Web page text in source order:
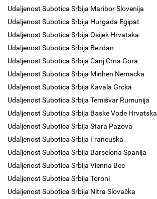
Udaljenost Subotica Srbija Maribor Slovenija
Udaljenost Subotica Srbija Hurgada Egipat
Udaljenost Subotica Srbija Osijek Hrvatska
Udaljenost Subotica Srbija Bezdan
Udaljenost Subotica Srbija Canj Crna Gora
Udaljenost Subotica Srbija Minhen Nemacka
Udaljenost Subotica Srbija Kavala Grcka
Udaljenost Subotica Srbija Temišvar Rumunija
Udaljenost Subotica Srbija Baske Vode Hrvatska
Udaljenost Subotica Srbija Stara Pazova
Udaljenost Subotica Srbija Francuska
Udaljenost Subotica Srbija Barselona Spanija
Udaljenost Subotica Srbija Vienna Bec
Udaljenost Subotica Srbija Toroni
Udaljenost Subotica Srbija Nitra Slovačka